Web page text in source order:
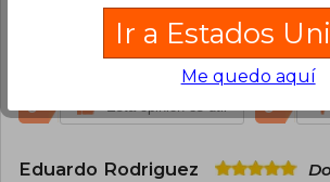
Compra Verificada
Libro llegó en buen estado. Buen
0 Esta opinión es útil 0
Eduardo Rodriguez
Ir a Estados
Me quedo aquí